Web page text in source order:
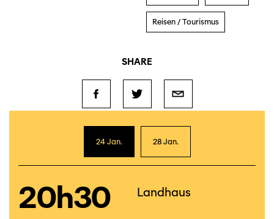
Reisen / Tourismus
SHARE
24 Jan. 28 Jan.
20h30 Landhaus